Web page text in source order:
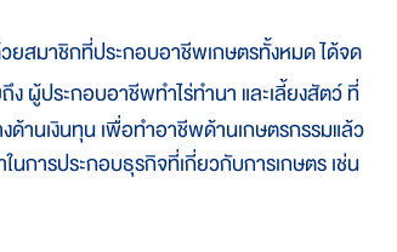
สมาชิกที่ประกอบอาชีพเกษตรทั้งหมด ได้จด
ง ผู้ประกอบอาชีพทำไร่ทำนา และเลี้ยงสัตว์ ที่
านเงินทุน เพื่อทำอาชีพด้านเกษตรกรรมแล้ว
นการประกอบธุรกิจที่เกี่ยวกับการเกษตร เช่น